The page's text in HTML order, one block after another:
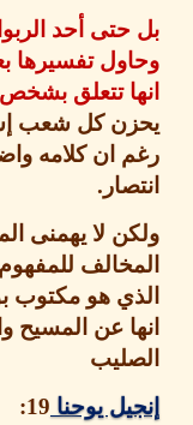
أحد الربوات
تفسيرها بعيد
تتعلق بشخص
كل شعب إسرائيل
ان كلامه واضح
لا يهمنى المفهوم
للمفهوم
هو مكتوب بوحي
عن المسيح
يوحنا19
: